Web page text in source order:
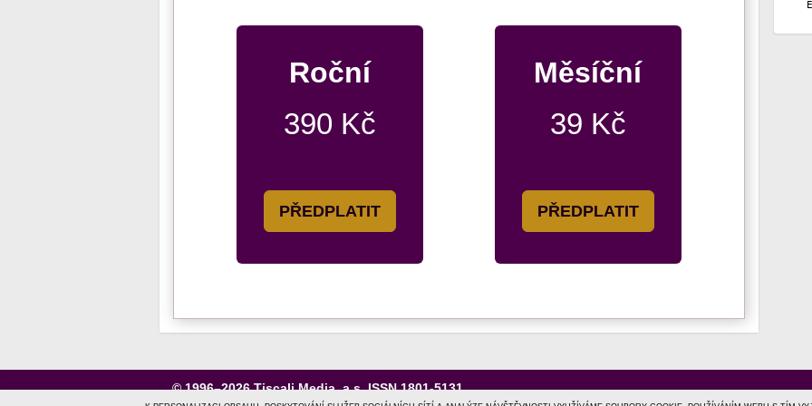
Roční
390 Kč
PŘEDPLATIT
Měsíční
39 Kč
PŘEDPLATIT
E
© 1996–2026Tiscali Media, a.s.ISSN 1801-5131